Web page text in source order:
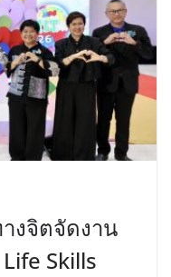
งจิตจัดงาน
Skills